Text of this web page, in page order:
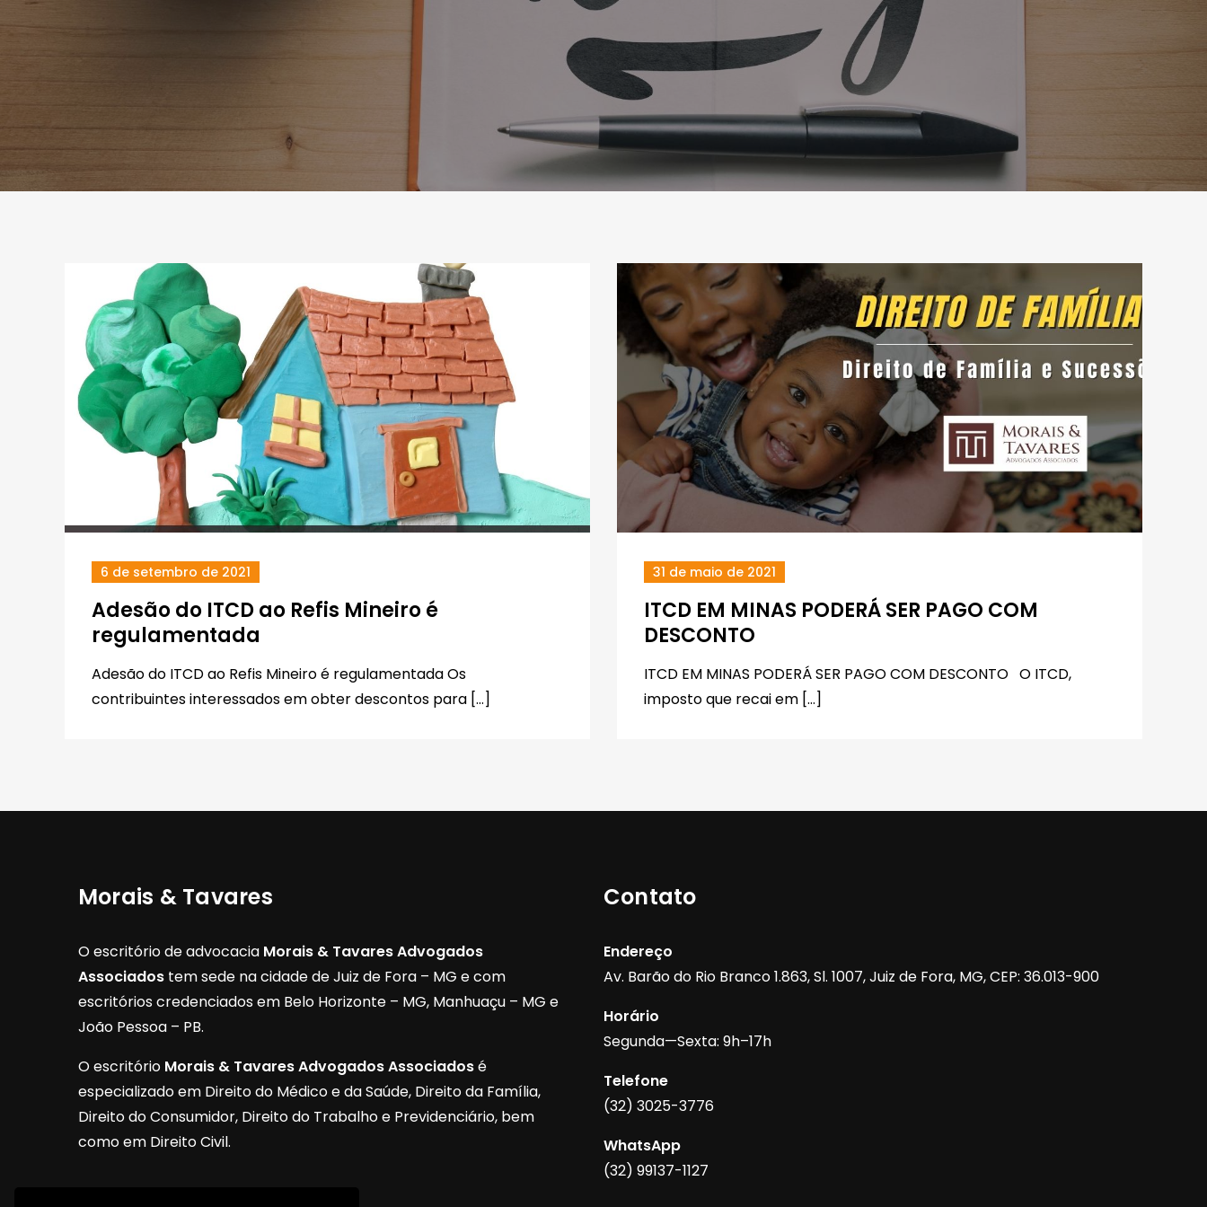
6 de setembro de 2021
Adesão do ITCD ao Refis Mineiro é
regulamentada
Adesão do ITCD ao Refis Mineiro é regulamentada Os
contribuintes interessados em obter descontos para […]
31 de maio de 2021
ITCD EM MINAS PODERÁ SER PAGO COM
DESCONTO
ITCD EM MINAS PODERÁ SER PAGO COM DESCONTO O ITCD,
imposto que recai em […]
Morais & Tavares
O escritório de advocacia Morais & Tavares Advogados
Associados tem sede na cidade de Juiz de Fora – MG e com
escritórios credenciados em Belo Horizonte – MG, Manhuaçu – MG e
João Pessoa – PB.
O escritório Morais & Tavares Advogados Associadosé
especializado em Direito do Médico e da Saúde, Direito da Família,
Direito do Consumidor, Direito do Trabalho e Previdenciário, bem
como em Direito Civil.
Contato
Endereço
Av. Barão do Rio Branco 1.863, Sl. 1007, Juiz de Fora, MG, CEP: 36.013-900
Horário
Segunda—Sexta: 9h–17h
Telefone
(32) 3025-3776
WhatsApp
(32) 99137-1127